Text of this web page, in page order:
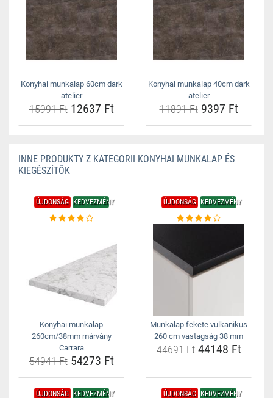
Konyhai munkalap 60cm dark
atelier
15991 Ft12637 Ft
Konyhai munkalap 40cm dark
atelier
11891 Ft9397 Ft
INNE PRODUKTY Z KATEGORII KONYHAI MUNKALAP ÉS
KIEGÉSZÍTŐK
ÚJDONSÁG KEDVEZMÉNY
Konyhai munkalap
260cm/38mm márvány
Carrara
54941 Ft54273 Ft
ÚJDONSÁG KEDVEZMÉNY
Munkalap fekete vulkanikus
260 cm vastagság 38 mm
44691 Ft44148 Ft
ÚJDONSÁG KEDVEZMÉNY ÚJDONSÁG KEDVEZMÉNY